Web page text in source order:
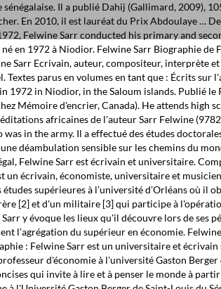
Sarr est un universitaire et écrivain sénégalais né en 1972 à Niodior. Moustapha est le président de l`Assemblée Nationale. Total. Biographie de l'auteur Felwine Sarr, né à Niodior (Sénégal) en 1972, est professeur d'économie à l'université Gaston Berger de Saint-Louis, écrivain, lauréat du prix Nicolás Guillén Outstanding Achievements in Philosophical Literature en 2018. Référence . Une suite de formes brèves et concises qui invite à lire et à penser le monde à partir de l'Afrique. Felwine Sarr est le fils d'une mère sérère [2] et d'un militaire [3] qui participe à l'opération Fodé Kaba I [4] en Gambie en 1980. Agrégé d'économie, il enseigne à l'Université Gaston Berger de Saint-Louis du Sénégal. Scène enfant; Scène adolescents; Enfant acteur; Adolescent acteur; Jeune public enfant; Jeune public adolescent - Techniques. Après des études primaires et secondaires au Sénégal, il poursuit ses études supérieures à l’université d’Orléans où il obtient un doctorat en économie en 2006. Après des études primaires et secondaires au Sénégal, il poursuit ses études supérieures à l’Université d’Orléans où il obtient un doctorat en économie en 2006. Biography. Biographie; Bibliographie; Histoire du théâtre - Espace jeunesse. Vous pouvez le commander en ajoutant ce livre à votre panier. Felwine Sarr est un universitaire et écrivain sénégalais né en 1972 à Niodior. A Professor of Economics, he trained at the University of Orléans and has been lecturing at the Gaston Berger University of Saint Louis since 2007. His lectures and … Références spécifiques. Techniques; Techniques vocales; Diction / Articulation ; Improvisation; Cinéma; Eclairage de scène, lumière - Occasion; La Librairie / Accès - Contact VOIR MON PANIER … Biography Felwine Sarr is a scholar, writer and musician whose research focuses on epistemology, economic policies and the history of religious ideas. Felwine Sarr est un universitaire et écrivain sénégalais. Il y a 0 produits dans votre panier. Biography. Discover Felwine Sarr's Biography, Age, Height, Physical Stats, Dating/Affairs, Family and career updates. Il a ensuite commandé à Felwine Sarr et Bénédicte Savoy un "Rapport sur la restitution du